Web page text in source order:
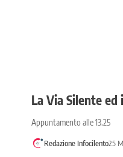
La Via Silente
Appuntamento alle 13.25
Redazione Infocilento25